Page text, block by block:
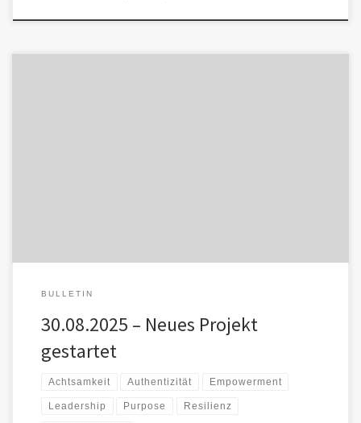
BULLETIN
30.08.2025 – Neues Projekt
gestartet
Achtsamkeit Authentizität Empowerment
Leadership Purpose Resilienz